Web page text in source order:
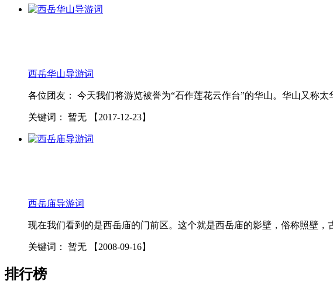
西岳华山导游词
各位团友： 今天我们将游览被誉为“石作莲花云作台”的华山。华山又称太
关键词： 暂无 【2017-12-23】
西岳庙导游词
现在我们看到的是西岳庙的门前区。这个就是西岳庙的影壁，俗称照壁
关键词： 暂无 【2008-09-16】
排行榜